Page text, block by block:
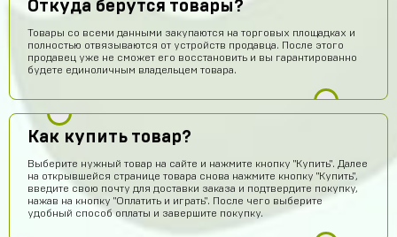
Откуда берутся товары?
Товары со всеми данными закупаются на торговых площадках и
полностью отвязываются от устройств продавца. После этого
продавец уже не сможет его восстановить и вы гарантированно
будете единоличным владельцем товара.
Как купить товар?
Выберите нужный товар на сайте и нажмите кнопку "Купить". Далее
на открывшейся странице товара снова нажмите кнопку "Купить",
введите свою почту для доставки заказа и подтвердите покупку,
нажав на кнопку "Оплатить и играть". После чего выберите
удобный способ оплаты и завершите покупку.
Fese 14 часов назад
Магаз топовый не кинули
Артём Грошев 13 часов назад
Я не бот 12345
Даниил Кыров